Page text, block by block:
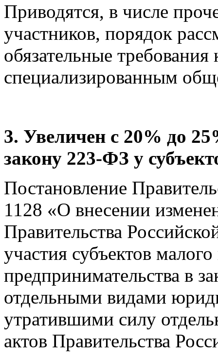
Приводятся, в числе
участников, порядок
обязательные
специализированным
3. Увеличен с 20% до
закону 223-ФЗ у
Постановление
1128 «О внесении
Правительства
участия субъектов
предпринимательства в
отдельными видами
утратившими силу
актов Правительства